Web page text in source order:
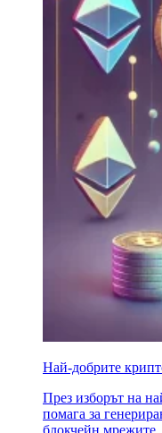
Най-добрите
През изборът на
помага за